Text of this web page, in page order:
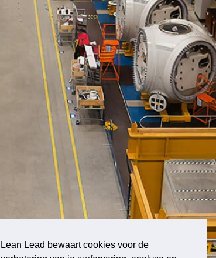
Lean Lead bewaart cookies voor de